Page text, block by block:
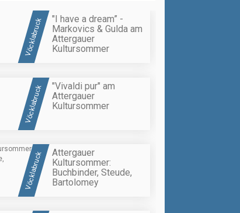
Vöcklabruck
"I have a dream” -
Markovics & Gulda am
Attergauer
Kultursommer
Vöcklabruck
"Vivaldi pur" am
Attergauer
Kultursommer
Vöcklabruck
Attergauer
Kultursommer:
Buchbinder, Steude,
Bartolomey